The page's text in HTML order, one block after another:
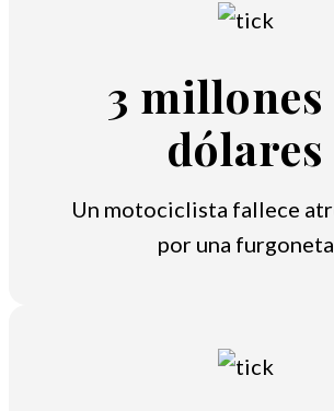
3 millones
dólares
Un motociclista fallece
por una furgoneta